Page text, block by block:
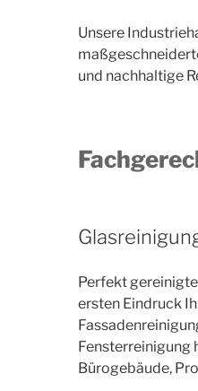
Unsere
und nachhaltige
Perfekt
ersten Eindruck
Fensterreinigung
Bürogebäude,